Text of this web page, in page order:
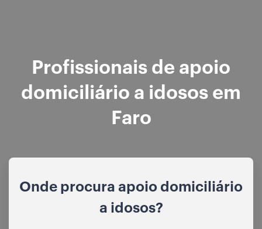
Profissionais de apoio
domiciliário a idosos em
Faro
Onde procura apoio domiciliário
a idosos?